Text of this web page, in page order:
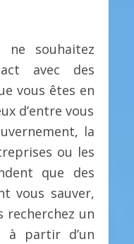
ne souhaitez
avec des
vous êtes en
d’entre vous
la
ou les
que des
vous sauver,
recherchez un
à partir d’un